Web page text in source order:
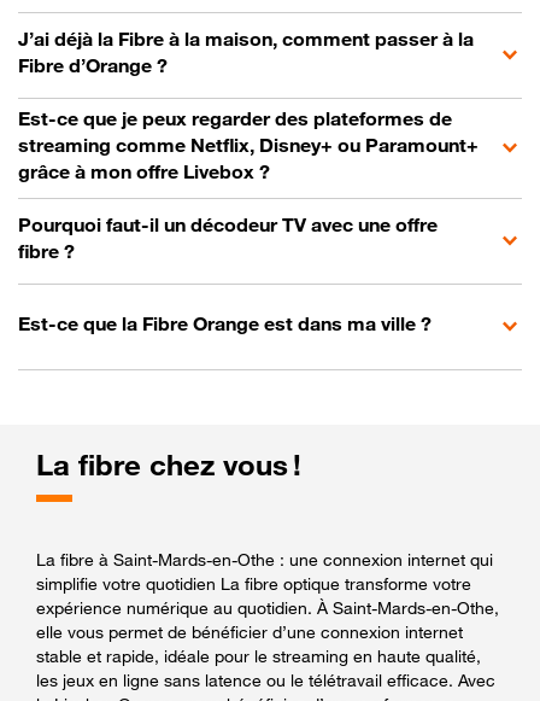
J’ai déjà la Fibre à la maison, comment passer à la
Fibre d’Orange ?
Est-ce que je peux regarder des plateformes de
streaming comme Netflix, Disney+ ou Paramount+
grâce à mon offre Livebox ?
Pourquoi faut-il un décodeur TV avec une offre
fibre ?
Est-ce que la Fibre Orange est dans ma ville ?
La fibre chez vous !
La fibre à Saint-Mards-en-Othe : une connexion internet qui
simplifie votre quotidien La fibre optique transforme votre
expérience numérique au quotidien. À Saint-Mards-en-Othe,
elle vous permet de bénéficier d’une connexion internet
stable et rapide, idéale pour le streaming en haute qualité,
les jeux en ligne sans latence ou le télétravail efficace. Avec